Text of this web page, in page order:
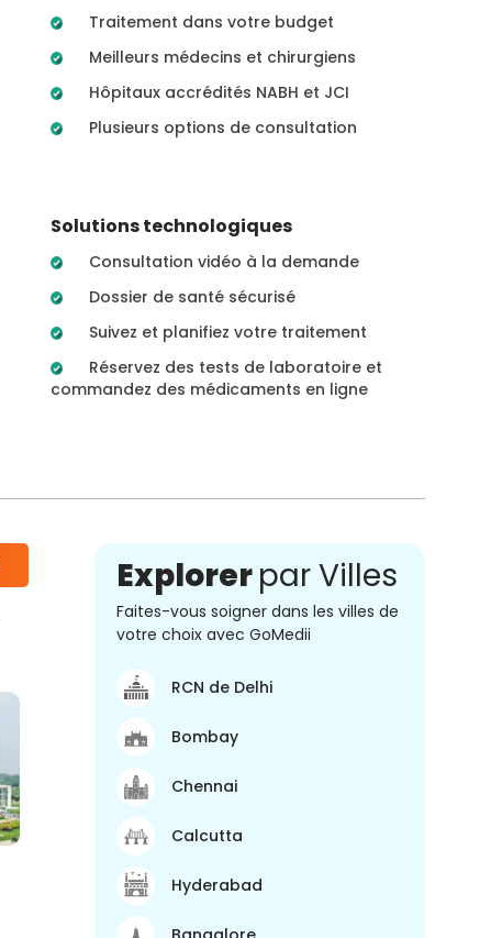
Traitement dans votre budget
Meilleurs médecins et chirurgiens
Hôpitaux accrédités NABH et JCI
Plusieurs options de consultation
Solutions technologiques
Consultation vidéo à la demande
Dossier de santé sécurisé
Suivez et planifiez votre traitement
Réservez des tests de laboratoire et
commandez des médicaments en ligne
Explorerpar Villes
Faites-vous soigner dans les villes de
votre choix avec GoMedii
RCN de Delhi
Bombay
Chennai
Calcutta
Hyderabad